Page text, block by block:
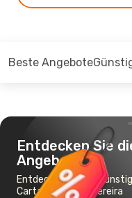
Beste Angebote
Entdecken Sie
Angebote
Entdecken Sie die
Cartagena nach Pereira